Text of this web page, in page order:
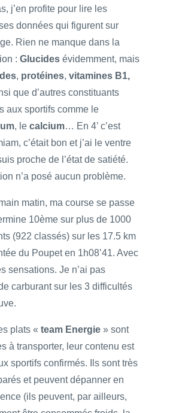
j’en profite pour lire les
données qui figurent sur
Rien ne manque dans la
: Glucides évidemment, mais
, protéines, vitamines B1,
que d’autres constituants
aux sportifs comme le
, le calcium… En 4’ c’est
c’était bon et j’ai le ventre
proche de l’état de satiété.
n’a posé aucun problème.
matin, ma course se passe
10ème sur plus de 1000
(922 classés) sur les 17.5 km
du Poupet en 1h08’41. Avec
sensations. Je n’ai pas
carburant sur les 3 difficultés
plats « team Energie » sont
à transporter, leur contenu est
sportifs confirmés. Ils sont très
et peuvent dépanner en
(ils peuvent, par ailleurs,